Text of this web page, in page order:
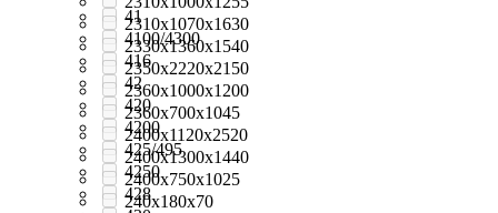
41
4100/4300
416
42
420
4200
425/495
4250
428
2310х1070х1630
2330x1360x1540
2350x2220x2150
2360х1000х1200
2360х700х1045
2400x1120x2520
2400x1300x1440
2400x750x1025
240x180x70